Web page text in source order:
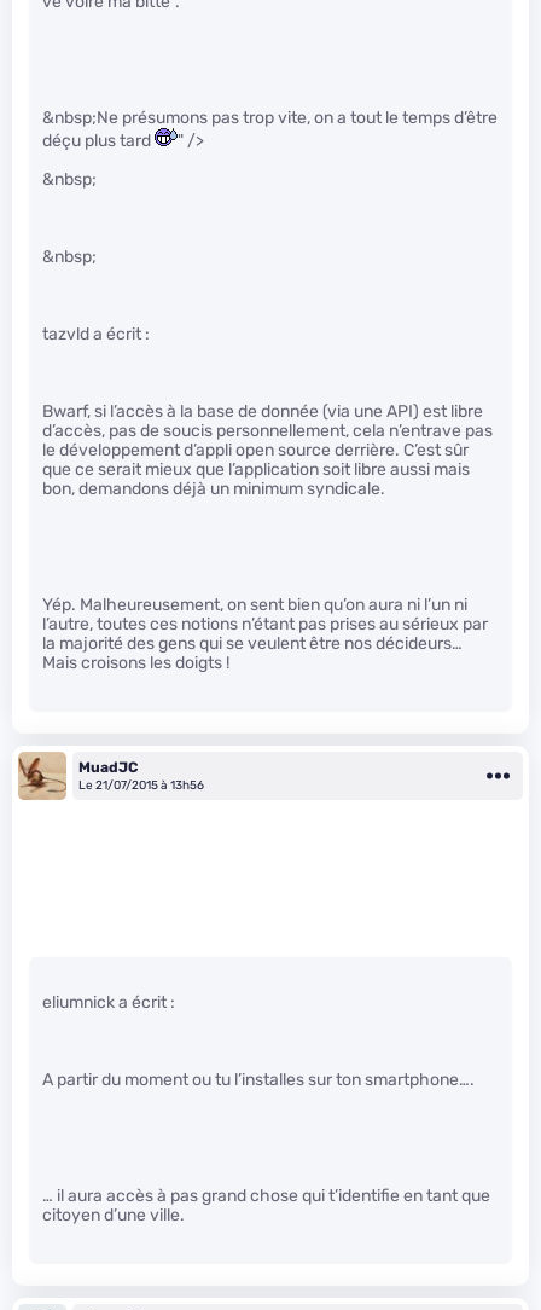
&nbsp;Ne présumons pas trop vite, on a tout le temps d’être
déçu plus tard
" />
&nbsp;
&nbsp;
tazvld a écrit :
Bwarf, si l’accès à la base de donnée (via une API) est libre
d’accès, pas de soucis personnellement, cela n’entrave pas
le développement d’appli open source derrière. C’est sûr
que ce serait mieux que l’application soit libre aussi mais
bon, demandons déjà un minimum syndicale.
Yép. Malheureusement, on sent bien qu’on aura ni l’un ni
l’autre, toutes ces notions n’étant pas prises au sérieux par
la majorité des gens qui se veulent être nos décideurs…
Mais croisons les doigts !
MuadJC
Le 21/07/2015 à 13h56
eliumnick a écrit :
A partir du moment ou tu l’installes sur ton smartphone….
… il aura accès à pas grand chose qui t’identifie en tant que
citoyen d’une ville.